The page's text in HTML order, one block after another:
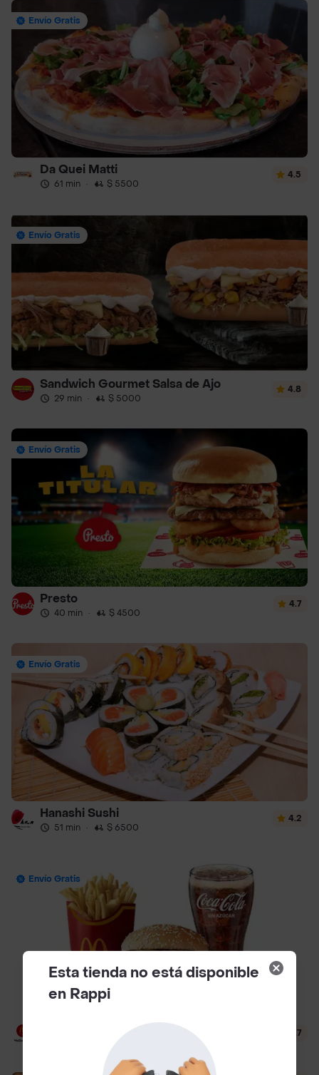
Envío Gratis
Da Quei Matti
61 min · $ 5500
4.5
Envío Gratis
Sandwich Gourmet Salsa de Ajo
29 min · $ 5000
4.8
Envío Gratis
Presto
40 min · $ 4500
4.7
Envío Gratis
Hanashi Sushi
51 min · $ 6500
4.2
Envío Gratis
$ 3500
4.7
Esta tienda no está disponible
en Rappi